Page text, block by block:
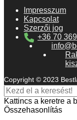
Impresszum
Kapcsolat
Szerzői jog
+36 70
Copyright © 2023
Kattincs a keretre a
Összehasonlítás